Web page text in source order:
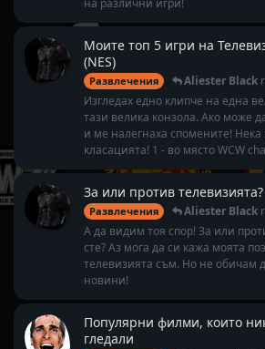
на различни игри!
Моите топ 5 игри на
(NES)
Развлечения Aliester Black
Изгледах едно клипче на една
тази велика конзола. Ако може
и ме налегнаха спомените!
класацията! 1 - во място WCW
За или против телевизията?
Развлечения Aliester Black
А да видим тоя спор! За или
сте? Аз мога да си кажа моята
телевизията съм. Но не обичам
новини!
Популярни филми, които
гледали